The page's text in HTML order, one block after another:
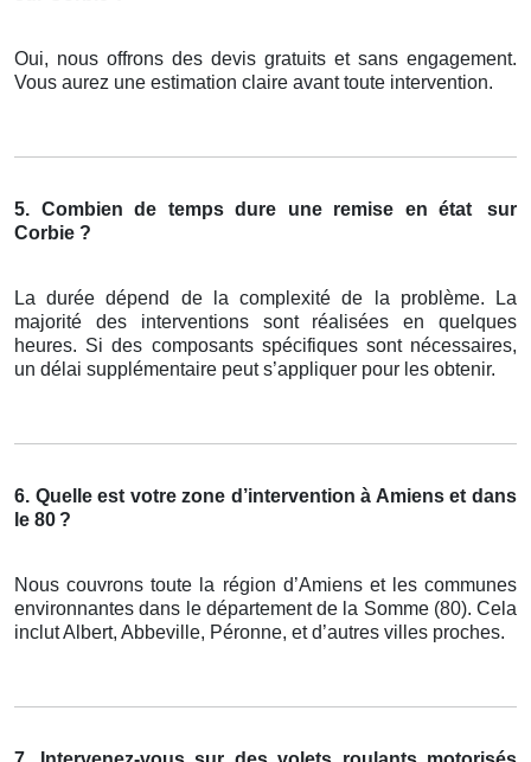
Oui, nous offrons des devis gratuits et sans engagement.
Vous aurez une estimation claire avant toute intervention.
5. Combien de temps dure une remise en état
sur
Corbie ?
La durée dépend de la complexité de la problème. La
majorité des interventions sont réalisées en quelques
heures. Si des composants spécifiques sont nécessaires,
un délai supplémentaire peut s’appliquer pour les obtenir.
6. Quelle est votre zone d’intervention à Amiens et dans
le 80 ?
Nous couvrons toute la région d’Amiens et les communes
environnantes dans le département de la Somme (80). Cela
inclut Albert, Abbeville, Péronne, et d’autres villes proches.